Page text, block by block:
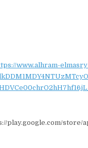
www.alhram-
play.google.com/store/